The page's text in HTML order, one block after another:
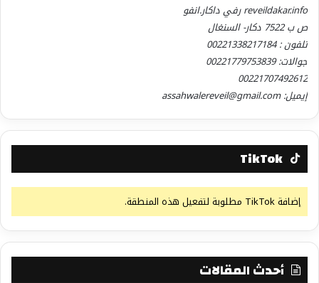
reveildakar.info رفي داكار.انفو
ص ب 7522 دكار- السنغال
تلفون : 00221338217184
جوالات: 00221779753839
00221707492612
إيميل: assahwalereveil@gmail.com
TikTok
إضافة TikTok مطلوبة لتفعيل هذه المنطقة.
أحدث المقالات